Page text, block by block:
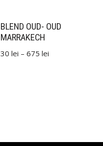
BLEND OUD- OUD
MARRAKECH
30 lei – 675 lei